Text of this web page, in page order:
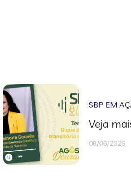
SBP EM
Veja
08/06/2026